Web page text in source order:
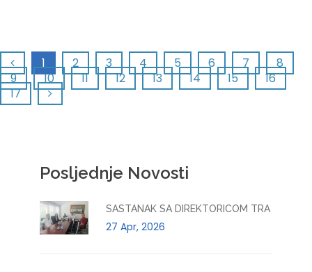
1 2 3 4 5 6 7
8
9
10 11 12 13 14 15
16
17
Posljednje Novosti
SASTANAK SA DIREKTORICOM TRA
27 Apr, 2026